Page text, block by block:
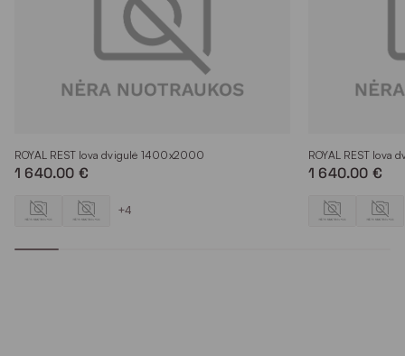
ROYAL REST lova dvigulė 1400x2000
1 640.00 €
+4
ROYAL REST
1 640.00 €